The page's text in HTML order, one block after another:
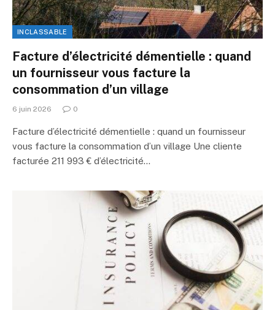
INCLASSABLE
Facture d’électricité démentielle : quand
un fournisseur vous facture la
consommation d’un village
6 juin 2026 0
Facture d’électricité démentielle : quand un fournisseur
vous facture la consommation d’un village Une cliente
facturée 211 993 € d’électricité…